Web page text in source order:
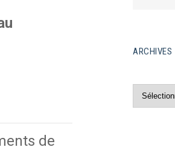
de
ARCHIVES